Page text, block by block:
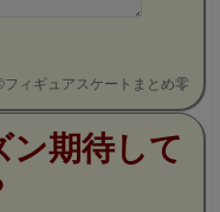
フィギュアスケートまとめ零
ン期待して